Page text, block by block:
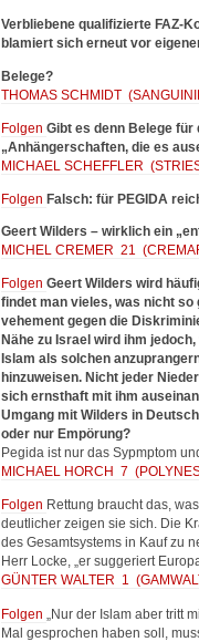
Verbliebene qualifizierte FAZ-
blamiert sich erneut vor
Belege?
THOMAS SCHMIDT (
Folgen Gibt es denn Belege
„Anhängerschaften, die es
MICHAEL SCHEFFLER (
Folgen Falsch: für PEGIDA
Geert Wilders – wirklich ein
MICHEL CREMER 21 (
Folgen Geert Wilders wird
findet man vieles, was nicht so
vehement gegen die
Nähe zu Israel wird ihm
Islam als solchen
hinzuweisen. Nicht jeder
sich ernsthaft mit ihm
Umgang mit Wilders in
oder nur Empörung?
Pegida ist nur das Sypmptom
MICHAEL HORCH 7 (
Folgen Rettung braucht das,
deutlicher zeigen sie sich. Die
des Gesamtsystems in Kauf zu
Herr Locke, „er suggeriert
GÜNTER WALTER 1 (
Folgen
„Nur der Islam aber tritt
Mal gesprochen haben soll,